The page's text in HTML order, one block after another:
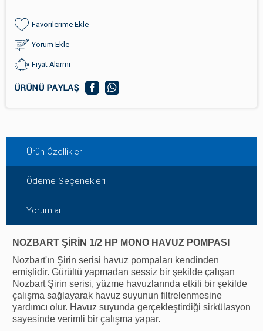
Favorilerime Ekle
Yorum Ekle
Fiyat Alarmı
Ürün Özellikleri
Ödeme Seçenekleri
Yorumlar
NOZBART ŞİRİN 1/2 HP MONO HAVUZ POMPASI
Nozbart'ın Şirin serisi havuz pompaları kendinden
emişlidir. Gürültü yapmadan sessiz bir şekilde çalışan
Nozbart Şirin serisi, yüzme havuzlarında etkili bir şekilde
çalışma sağlayarak havuz suyunun filtrelenmesine
yardımcı olur. Havuz suyunda gerçekleştirdiği sirkülasyon
sayesinde verimli bir çalışma yapar.